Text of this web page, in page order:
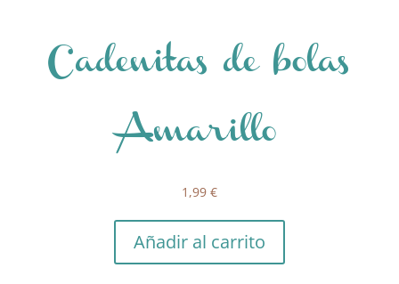
Cadenitas de bolas
Amarillo
1,99 €
Añadir al carrito